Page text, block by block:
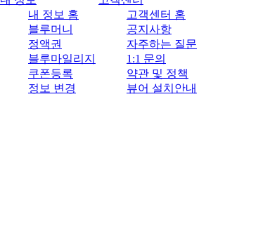
내 정보 홈
블루머니
정액권
블루마일리지
쿠폰등록
정보 변경
고객센터 홈
공지사항
자주하는 질문
1:1 문의
약관 및 정책
뷰어 설치안내